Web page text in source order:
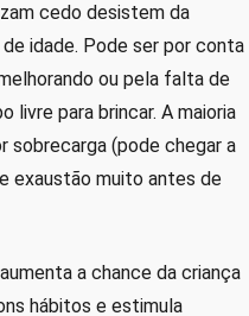
cedo desistem da
idade. Pode ser por conta
ou pela falta de
livre para brincar. A maioria
sobrecarga (pode chegar a
exaustão muito antes de
a chance da criança
hábitos e estimula